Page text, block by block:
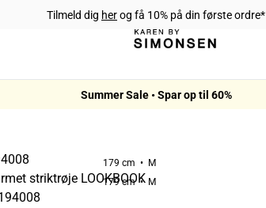
Tilmeld dig herog få 10% på din første ordre*
Summer Sale • Spar op til 60%
179 cm • M
179 cm • M